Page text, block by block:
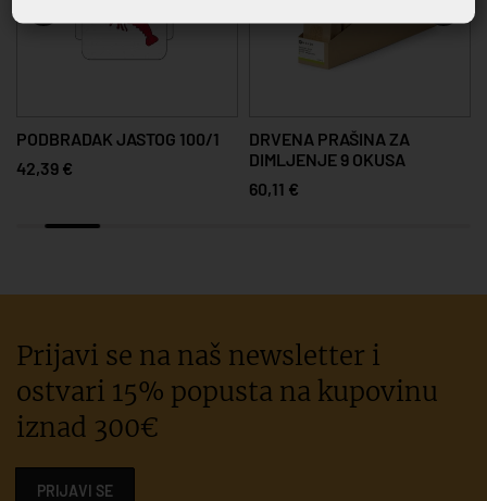
PODBRADAK JASTOG 100/1
42,39 €
DRVENA PRAŠINA ZA
DIMLJENJE 9 OKUSA
60,11 €
Prijavi se na naš newsletter i
ostvari 15% popusta na kupovinu
iznad 300€
PRIJAVI SE